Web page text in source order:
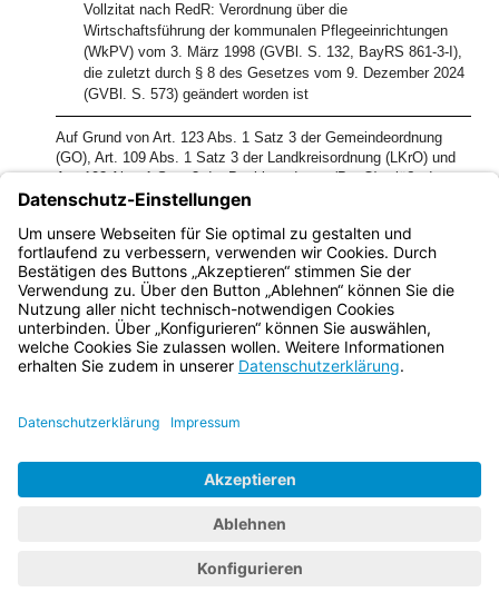
Vollzitat nach RedR: Verordnung über die
Wirtschaftsführung der kommunalen Pflegeeinrichtungen
(WkPV) vom 3. März 1998 (GVBl. S. 132, BayRS 861-3-I),
die zuletzt durch § 8 des Gesetzes vom 9. Dezember 2024
(GVBl. S. 573) geändert worden ist
Auf Grund von Art. 123 Abs. 1 Satz 3 der Gemeindeordnung
(GO), Art. 109 Abs. 1 Satz 3 der Landkreisordnung (LKrO) und
Art. 103 Abs. 1 Satz 3 der Bezirksordnung (BezO) erläßt das
Bayerische Staatsministerium des Innern im Einvernehmen mit
Familie, Frauen und Gesundheit sowie der Finanzen folgende
Verordnung:
Bayern.de
BayernPortal
Impressum